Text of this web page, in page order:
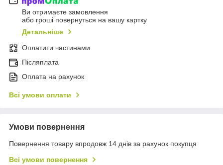
Ви отримаєте замовлення
або гроші повернуться на вашу картку
Детальніше
Оплатити частинами
Післяплата
Оплата на рахунок
Всі умови оплати
Умови повернення
Повернення товару впродовж 14 днів за рахунок покупця
Всі умови повернення